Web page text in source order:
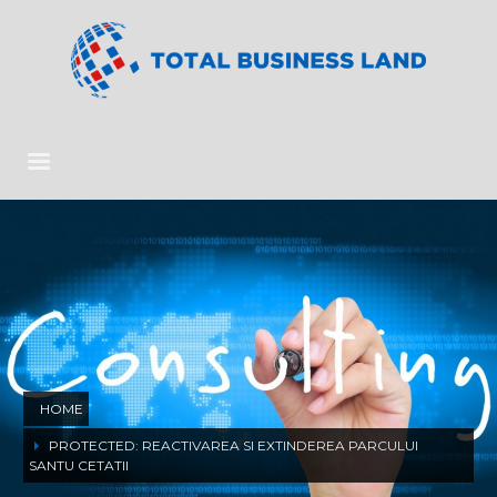
HOME
PROTECTED: REACTIVAREA SI EXTINDEREA PARCULUI
SANTU CETATII